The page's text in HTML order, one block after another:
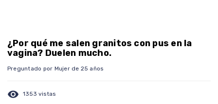
¿Por qué me salen granitos con pus en la
vagina? Duelen mucho.
Preguntado por Mujer de 25 años
visibility 1353 vistas